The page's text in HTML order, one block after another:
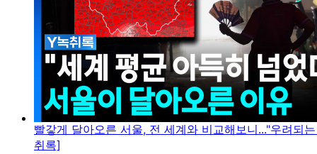
빨갛게 달아오른 서울, 전 세계와 비교해보니..."우려되
취록]